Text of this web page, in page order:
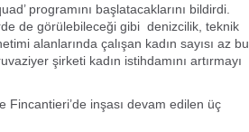
programını başlatacaklarını bildirdi.
de görülebileceği gibi denizcilik, teknik
alanlarında çalışan kadın sayısı az bu
şirketi kadın istihdamını artırmayı
Fincantieri’de inşası devam edilen üç